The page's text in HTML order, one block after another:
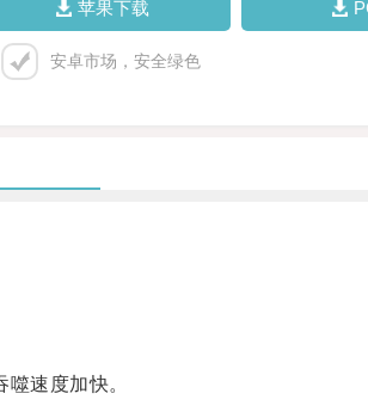
苹果下载
安卓市场，安全绿色
速度加快。